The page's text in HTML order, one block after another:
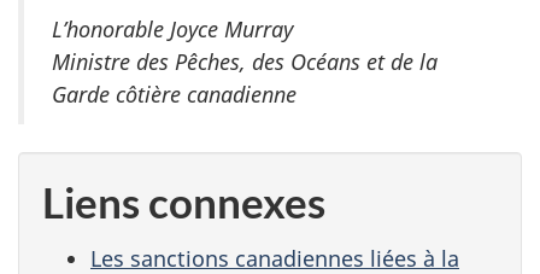
L’honorable Joyce Murray
Ministre des Pêches, des Océans et de la
Garde côtière canadienne
Liens connexes
Les sanctions canadiennes liées à la